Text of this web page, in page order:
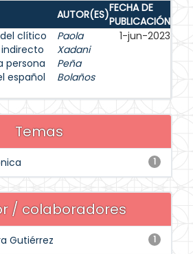
AUTOR(ES)FECHA DE
PUBLICACIÓN
clítico
persona
español
Paola
Xadani
Peña
Bolaños
1-jun-2023
Temas
1
/ colaboradores
1
Gutiérrez